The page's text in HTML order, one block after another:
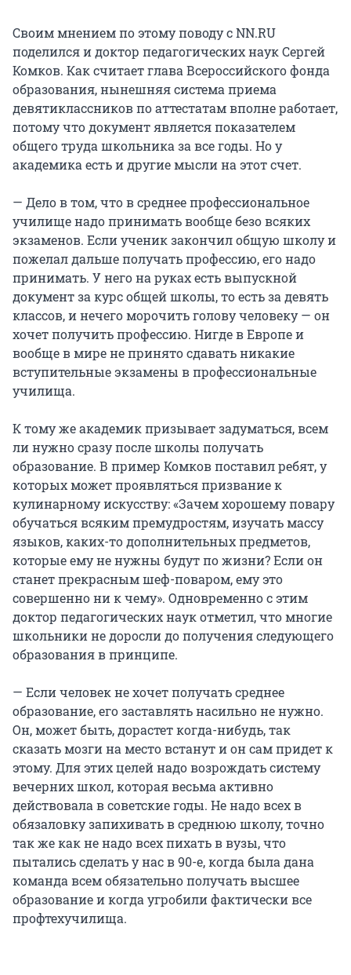
Своим мнением по этому поводу с NN.RU
поделился и доктор педагогических наук Сергей
Комков. Как считает глава Всероссийского фонда
образования, нынешняя система приема
девятиклассников по аттестатам вполне работает,
потому что документ является показателем
общего труда школьника за все годы. Но у
академика есть и другие мысли на этот счет.
— Дело в том, что в среднее профессиональное
училище надо принимать вообще безо всяких
экзаменов. Если ученик закончил общую школу и
пожелал дальше получать профессию, его надо
принимать. У него на руках есть выпускной
документ за курс общей школы, то есть за девять
классов, и нечего морочить голову человеку — он
хочет получить профессию. Нигде в Европе и
вообще в мире не принято сдавать никакие
вступительные экзамены в профессиональные
училища.
К тому же академик призывает задуматься, всем
ли нужно сразу после школы получать
образование. В пример Комков поставил ребят, у
которых может проявляться призвание к
кулинарному искусству: «Зачем хорошему повару
обучаться всяким премудростям, изучать массу
языков, каких-то дополнительных предметов,
которые ему не нужны будут по жизни? Если он
станет прекрасным шеф-поваром, ему это
совершенно ни к чему». Одновременно с этим
доктор педагогических наук отметил, что многие
школьники не доросли до получения следующего
образования в принципе.
— Если человек не хочет получать среднее
образование, его заставлять насильно не нужно.
Он, может быть, дорастет когда-нибудь, так
сказать мозги на место встанут и он сам придет к
этому. Для этих целей надо возрождать систему
вечерних школ, которая весьма активно
действовала в советские годы. Не надо всех в
обязаловку запихивать в среднюю школу, точно
так же как не надо всех пихать в вузы, что
пытались сделать у нас в 90-е, когда была дана
команда всем обязательно получать высшее
образование и когда угробили фактически все
профтехучилища.